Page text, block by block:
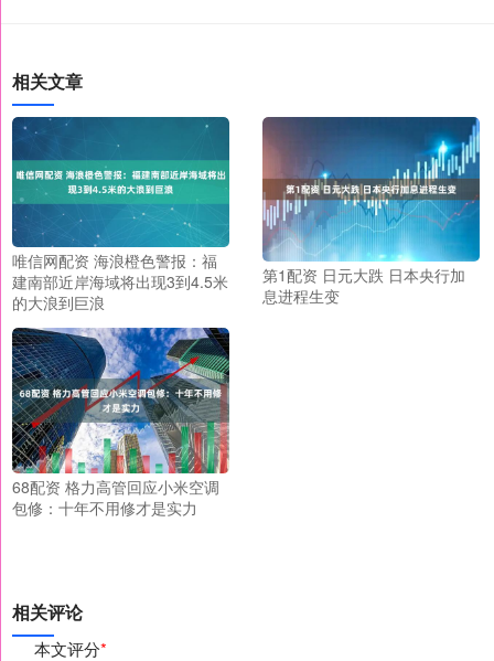
相关文章
唯信网配资 海浪橙色警报：福
建南部近岸海域将出现3到4.5米
的大浪到巨浪
第1配资 日元大跌 日本央行加
息进程生变
68配资 格力高管回应小米空调
包修：十年不用修才是实力
相关评论
本文评分*